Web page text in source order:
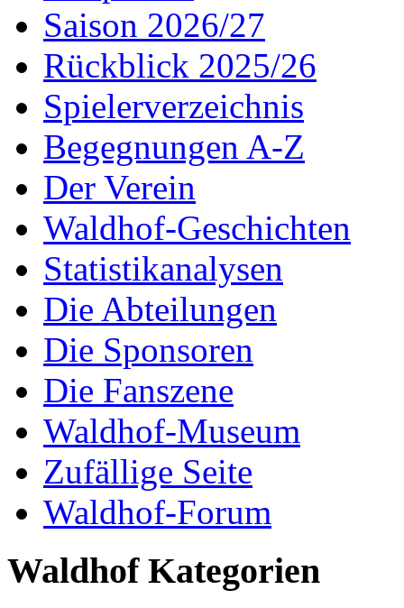
Saison 2026/27
Rückblick 2025/26
Spielerverzeichnis
Begegnungen A-Z
Der Verein
Waldhof-Geschichten
Statistikanalysen
Die Abteilungen
Die Sponsoren
Die Fanszene
Waldhof-Museum
Zufällige Seite
Waldhof-Forum
Waldhof Kategorien